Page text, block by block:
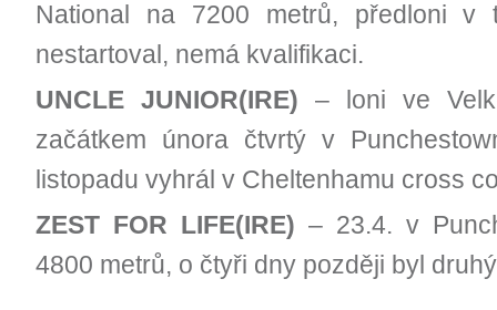
National na 7200 metrů, předloni v
nestartoval, nemá kvalifikaci.
UNCLE JUNIOR(IRE) – loni ve
začátkem února čtvrtý v
listopadu vyhrál v Cheltenhamu cross
ZEST FOR LIFE(IRE) – 23.4. v
4800 metrů, o čtyři dny později byl